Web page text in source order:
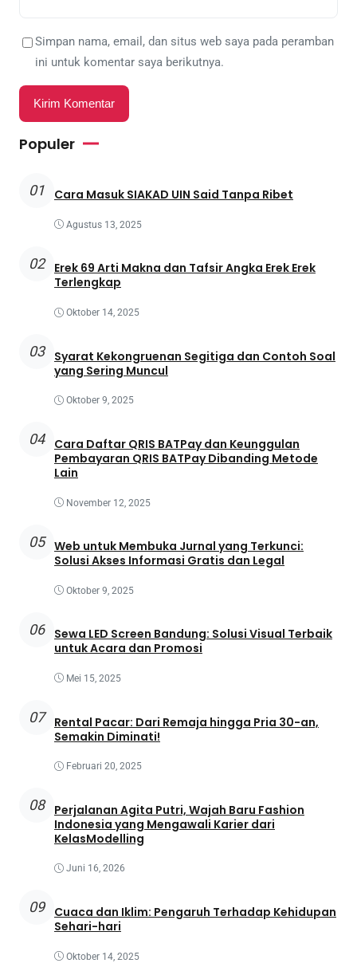
Simpan nama, email, dan situs web saya pada peramban
ini untuk komentar saya berikutnya.
Populer
01 Cara Masuk SIAKAD UIN Said Tanpa Ribet
Agustus 13, 2025
02
Erek 69 Arti Makna dan Tafsir Angka Erek Erek
Terlengkap
Oktober 14, 2025
03
Syarat Kekongruenan Segitiga dan Contoh Soal
yang Sering Muncul
Oktober 9, 2025
04
Cara Daftar QRIS BATPay dan Keunggulan
Pembayaran QRIS BATPay Dibanding Metode
Lain
November 12, 2025
05 Web untuk Membuka Jurnal yang Terkunci:
Solusi Akses Informasi Gratis dan Legal
Oktober 9, 2025
06
Sewa LED Screen Bandung: Solusi Visual Terbaik
untuk Acara dan Promosi
Mei 15, 2025
07
Rental Pacar: Dari Remaja hingga Pria 30-an,
Semakin Diminati!
Februari 20, 2025
08
Perjalanan Agita Putri, Wajah Baru Fashion
Indonesia yang Mengawali Karier dari
KelasModelling
Juni 16, 2026
09
Cuaca dan Iklim: Pengaruh Terhadap Kehidupan
Sehari-hari
Oktober 14, 2025